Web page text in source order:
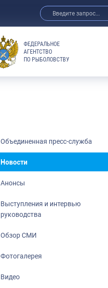
ФЕДЕРАЛЬНОЕ
АГЕНТСТВО
ПО РЫБОЛОВСТВУ
Объединенная пресс-служба
Новости
Анонсы
Выступления и интервью
руководства
Обзор СМИ
Фотогалерея
Видео